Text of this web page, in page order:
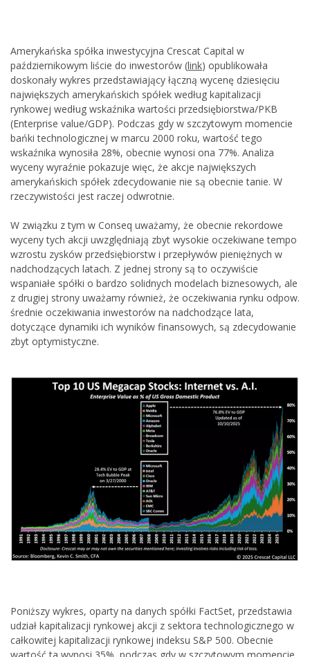
Amerykańska spółka inwestycyjna Crescat Capital w
październikowym liście do inwestorów (link) opublikowała
doskonały wykres przedstawiający łączną wycenę dziesięciu
największych amerykańskich spółek według kapitalizacji
rynkowej według wskaźnika wartości przedsiębiorstwa/PKB
(Enterprise value/GDP). Podczas gdy w szczytowym momencie
bańki technologicznej w marcu 2000 roku, wartość tego
wskaźnika wynosiła 28%, obecnie wynosi ona 77%. Analiza
wyceny wyraźnie pokazuje więc, że akcje największych
amerykańskich spółek zdecydowanie nie są obecnie tanie. W
rzeczywistości jest raczej odwrotnie.
W związku z tym w Conseq uważamy, że obecnie rekordowe
wyceny tych akcji uwzględniają zbyt wysokie oczekiwane tempo
wzrostu zysków przedsiębiorstw i przepływów pieniężnych w
nadchodzących latach. Z jednej strony są to oczywiście
wspaniałe spółki o bardzo solidnych modelach biznesowych, ale
z drugiej strony uważamy również, że oczekiwania rynku odpow.
średnie oczekiwania inwestorów na nadchodzące lata,
dotyczące dynamiki ich wyników finansowych, są zdecydowanie
zbyt optymistyczne.
Poniższy wykres, oparty na danych spółki FactSet, przedstawia
udział kapitalizacji rynkowej akcji z sektora technologicznego w
całkowitej kapitalizacji rynkowej indeksu S&P 500. Obecnie